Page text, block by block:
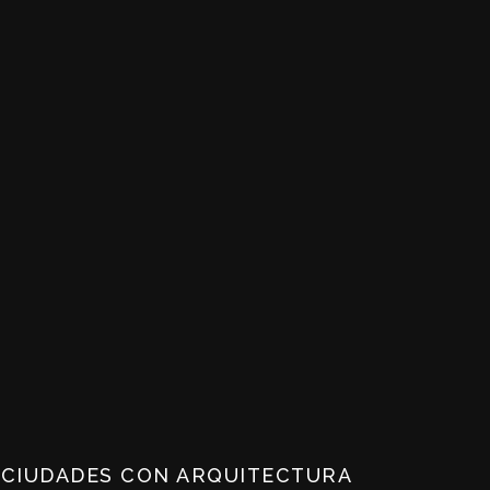
CON ARQUITECTURA